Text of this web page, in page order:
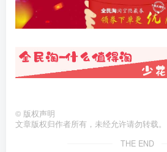
© 版权声明
文章版权归作者所有，未经允许请勿转载。
THE END